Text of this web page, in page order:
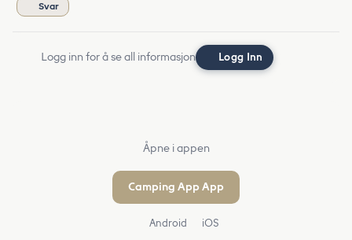
Svar
Logg inn for å se all informasjon Logg Inn
Åpne i appen
Camping App App
Android iOS